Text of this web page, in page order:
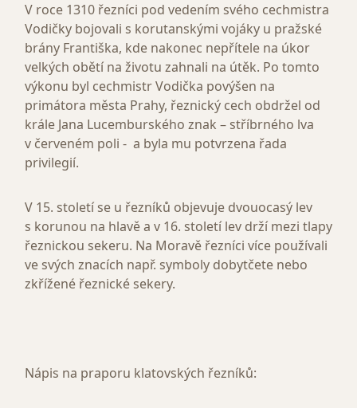
V roce 1310 řezníci pod vedením svého cechmistra
Vodičky bojovali s korutanskými vojáky u pražské
brány Františka, kde nakonec nepřítele na úkor
velkých obětí na životu zahnali na útěk. Po tomto
výkonu byl cechmistr Vodička povýšen na
primátora města Prahy, řeznický cech obdržel od
krále Jana Lucemburského znak – stříbrného lva
v červeném poli - a byla mu potvrzena řada
privilegií.
V 15. století se u řezníků objevuje dvouocasý lev
s korunou na hlavě a v 16. století lev drží mezi tlapy
řeznickou sekeru. Na Moravě řezníci více používali
ve svých znacích např. symboly dobytčete nebo
zkřížené řeznické sekery.
Nápis na praporu klatovských řezníků: